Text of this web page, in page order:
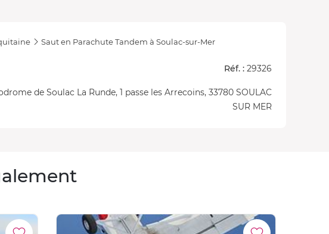
Saut en Parachute Tandem à Soulac-sur-Mer
Réf. : 29326
de Soulac La Runde, 1 passe les Arrecoins, 33780 SOULAC
SUR MER